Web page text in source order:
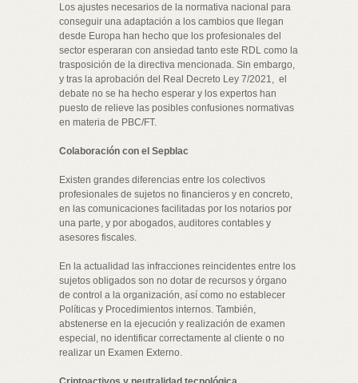
Los ajustes necesarios de la normativa nacional para
conseguir una adaptación a los cambios que llegan
desde Europa han hecho que los profesionales del
sector esperaran con ansiedad tanto este RDL como la
trasposición de la directiva mencionada. Sin embargo,
y tras la aprobación del Real Decreto Ley 7/2021, el
debate no se ha hecho esperar y los expertos han
puesto de relieve las posibles confusiones normativas
en materia de PBC/FT.
Colaboración con el Sepblac
Existen grandes diferencias entre los colectivos
profesionales de sujetos no financieros y en concreto,
en las comunicaciones facilitadas por los notarios por
una parte, y por abogados, auditores contables y
asesores fiscales.
En la actualidad las infracciones reincidentes entre los
sujetos obligados son no dotar de recursos y órgano
de control a la organización, así como no establecer
Políticas y Procedimientos internos. También,
abstenerse en la ejecución y realización de examen
especial, no identificar correctamente al cliente o no
realizar un Examen Externo.